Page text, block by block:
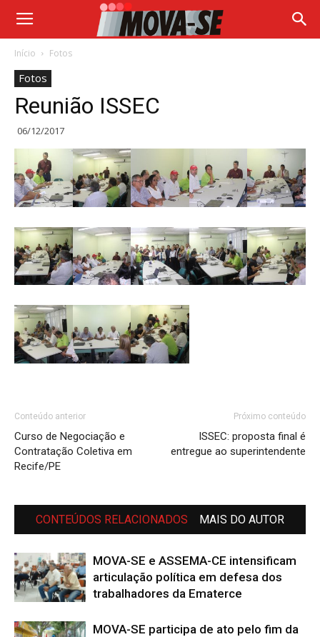
Início Fotos
Fotos
Reunião ISSEC
06/12/2017
Conteúdo anterior
Curso de Negociação e
Contratação Coletiva em
Recife/PE
Próximo conteúdo
ISSEC: proposta final é
entregue ao superintendente
CONTEÚDOS RELACIONADOS MAIS DO AUTOR
MOVA-SE e ASSEMA-CE intensificam
articulação política em defesa dos
trabalhadores da Ematerce
MOVA-SE participa de ato pelo fim da